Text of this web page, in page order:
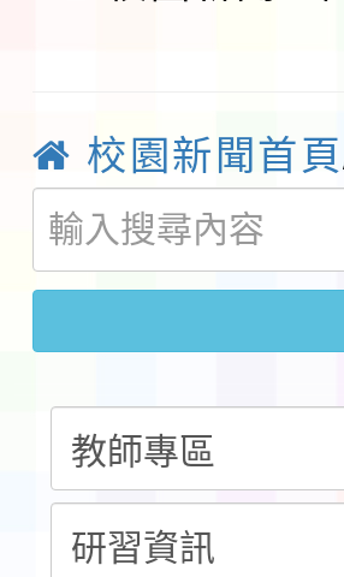
請一案
026 ART
會」之「藝
本校115學
第2次招考代
告(採1次公
115 年度兒
0 小時業訓
轉知本市體
「115年桃
錦標賽」海
域)，申請變
「114-115
計畫」公費
115學年度
會活動流程表
校園新聞首頁